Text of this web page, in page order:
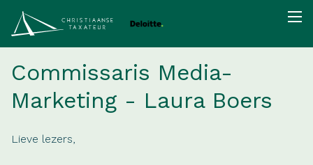
Commissaris Media-
Marketing - Laura Boers
Lieve lezers,